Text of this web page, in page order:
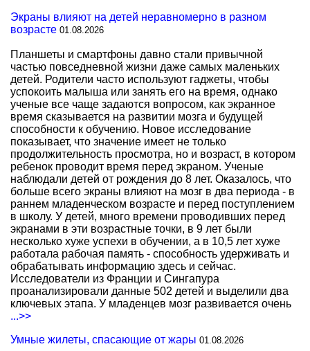
Экраны влияют на детей неравномерно в разном
возрасте 01.08.2026
Планшеты и смартфоны давно стали привычной
частью повседневной жизни даже самых маленьких
детей. Родители часто используют гаджеты, чтобы
успокоить малыша или занять его на время, однако
ученые все чаще задаются вопросом, как экранное
время сказывается на развитии мозга и будущей
способности к обучению. Новое исследование
показывает, что значение имеет не только
продолжительность просмотра, но и возраст, в котором
ребенок проводит время перед экраном. Ученые
наблюдали детей от рождения до 8 лет. Оказалось, что
больше всего экраны влияют на мозг в два периода - в
раннем младенческом возрасте и перед поступлением
в школу. У детей, много времени проводивших перед
экранами в эти возрастные точки, в 9 лет были
несколько хуже успехи в обучении, а в 10,5 лет хуже
работала рабочая память - способность удерживать и
обрабатывать информацию здесь и сейчас.
Исследователи из Франции и Сингапура
проанализировали данные 502 детей и выделили два
ключевых этапа. У младенцев мозг развивается очень
...>>
Умные жилеты, спасающие от жары 01.08.2026